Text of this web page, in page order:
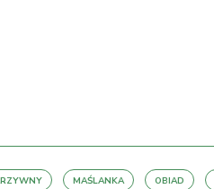
MAŚLANKA OBIAD